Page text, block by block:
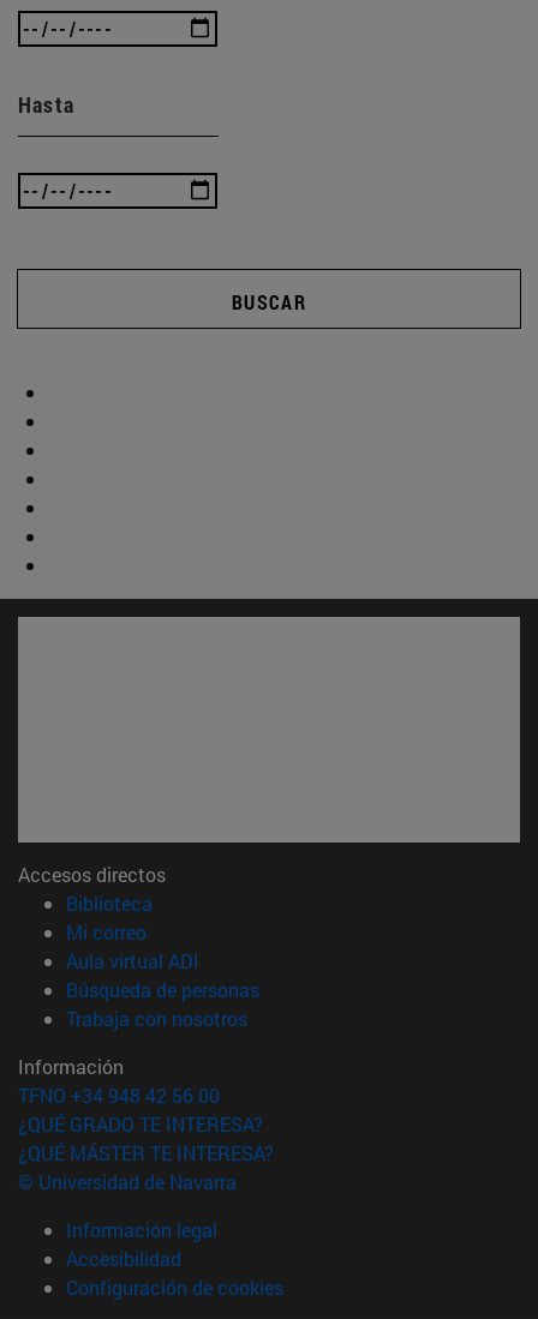
Hasta
BUSCAR
Accesos directos
Biblioteca
Mi correo(abre en nueva ventana)
Aula virtual ADI
Búsqueda de personas(abre en nueva ventana)
Trabaja con nosotros(abre en nueva ventana)
Información
TFNO +34 948 42 56 00
¿QUÉ GRADO TE INTERESA?
¿QUÉ MÁSTER TE INTERESA?
© Universidad de Navarra
Información legal
Accesibilidad
Configuración de cookies